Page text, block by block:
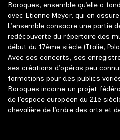
Baroques, ensemble qu’elle a
avec Etienne Meyer, qui en
L’ensemble consacre une partie
redécouverte du répertoire des
début du 17ème siècle (Italie,
Avec ses concerts, ses
ses créations d’opéras peu
formations pour des publics
Baroques incarne un projet
de l’espace européen du 21è
chevalière de l’ordre des arts et